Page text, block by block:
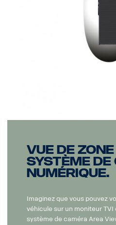
Vue de
système
numérique.
Imaginez que vous pouvez
véhicule sur un moniteur
système de caméra Area